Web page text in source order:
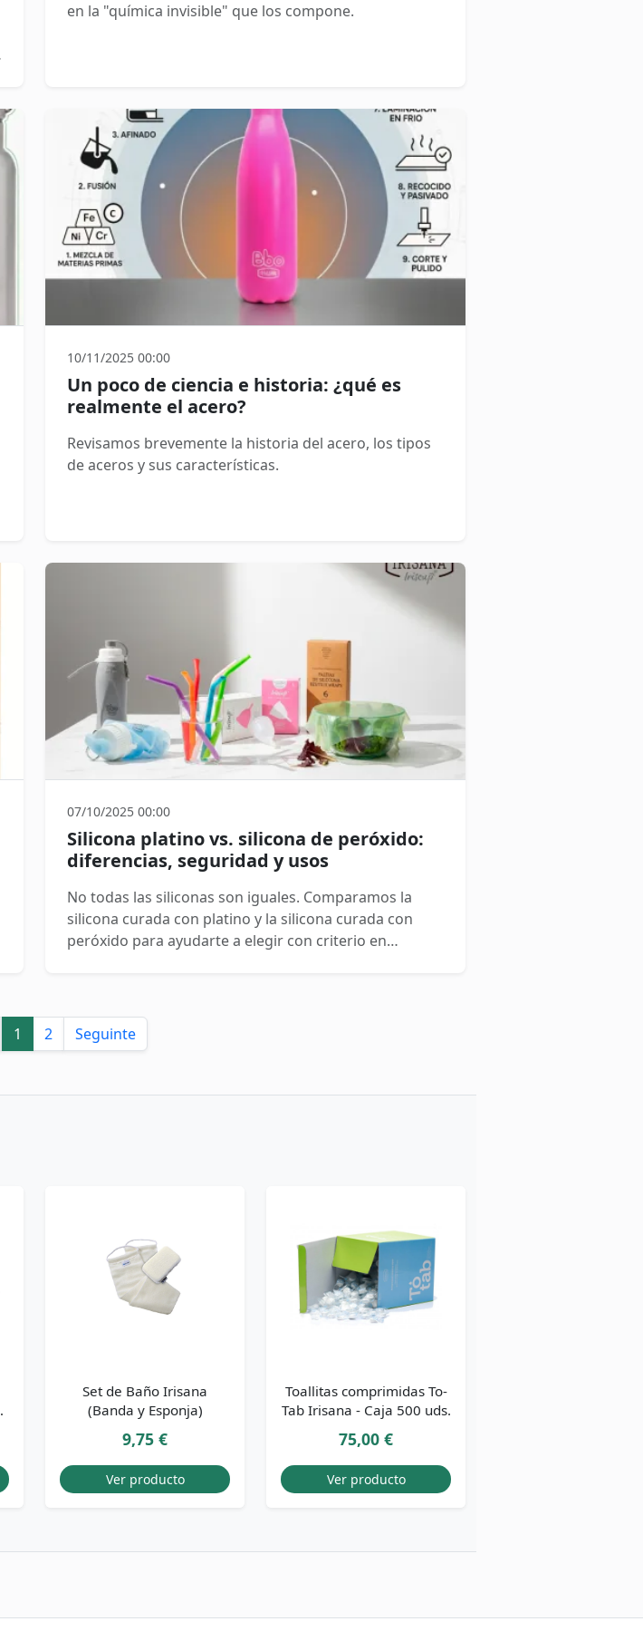
en la "química invisible" que los compone.
10/11/2025 00:00
Un poco de ciencia e historia: ¿qué es
realmente el acero?
Revisamos brevemente la historia del acero, los tipos
de aceros y sus características.
07/10/2025 00:00
Silicona platino vs. silicona de peróxido:
diferencias, seguridad y usos
No todas las siliconas son iguales. Comparamos la
silicona curada con platino y la silicona curada con
peróxido para ayudarte a elegir con criterio en
1 2 Seguinte
Set de Baño Irisana
(Banda y Esponja)
9,75 €
Ver producto
Toallitas comprimidas To-
Tab Irisana - Caja 500 uds.
75,00 €
Ver producto